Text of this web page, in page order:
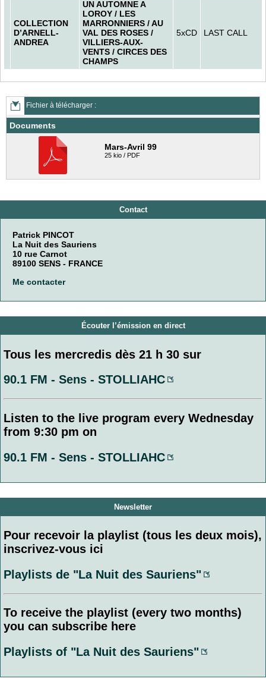
COLLECTION
D’ARNELL-
ANDREA
UN AUTOMNE A
LOROY / LES
MARRONNIERS / AU
VAL DES ROSES /
VILLIERS-AUX-
VENTS / CIRCES DES
CHAMPS
5xCD LAST CALL
Fichier à télécharger :
Documents
Mars-Avril 99
25 kio / PDF
Contact
Patrick PINCOT
La Nuit des Sauriens
10 rue Carnot
89100 SENS - FRANCE
Me contacter
Écouter l’émission en direct
Tous les mercredis dès 21 h 30 sur
90.1 FM - Sens - STOLLIAHC
Listen to the live program every Wednesday
from 9:30 pm on
90.1 FM - Sens - STOLLIAHC
Newsletter
Pour recevoir la playlist (tous les deux mois),
inscrivez-vous ici
Playlists de "La Nuit des Sauriens"
To receive the playlist (every two months)
you can subscribe here
Playlists of "La Nuit des Sauriens"